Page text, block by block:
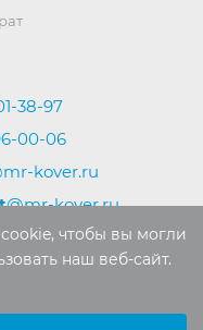
38-97
00-06
kover.ru
@mr-kover.ru
чтобы вы могли
наш веб-сайт.